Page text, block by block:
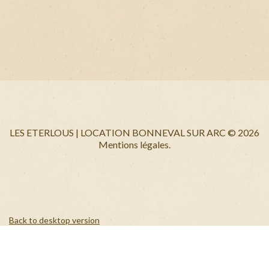
LES ETERLOUS | LOCATION BONNEVAL SUR ARC © 2026
Mentions légales.
Back to desktop version